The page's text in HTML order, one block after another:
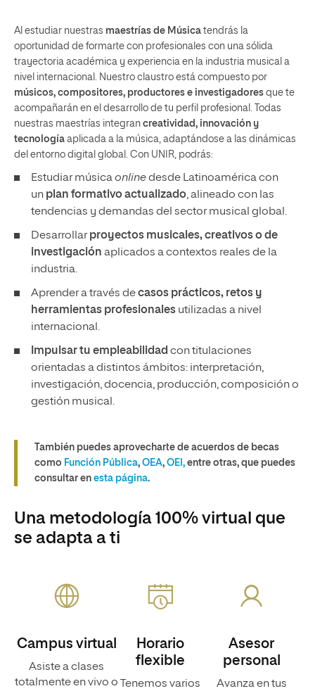
Al estudiar nuestras maestrías de Música tendrás la
oportunidad de formarte con profesionales con una sólida
trayectoria académica y experiencia en la industria musical a
nivel internacional. Nuestro claustro está compuesto por
músicos, compositores, productores e investigadores que te
acompañarán en el desarrollo de tu perfil profesional. Todas
nuestras maestrías integran creatividad, innovación y
tecnología aplicada a la música, adaptándose a las dinámicas
del entorno digital global. Con UNIR, podrás:
Estudiar músicaonlinedesde Latinoamérica con
un plan formativo actualizado, alineado con las
tendencias y demandas del sector musical global.
Desarrollarproyectos musicales, creativos o de
investigación aplicados a contextos reales de la
industria.
Aprender a través decasos prácticos, retos y
herramientas profesionales utilizadas a nivel
internacional.
Impulsar tu empleabilidad con titulaciones
orientadas a distintos ámbitos: interpretación,
investigación, docencia, producción, composición o
gestión musical.
También puedes aprovecharte de acuerdos de becas
como Función Pública, OEA, OEI, entre otras, que puedes
consultar en esta página.
Una metodología 100% virtual que
se adapta a ti
Campus virtual
Asiste a clases
totalmente en vivo o
Horario
flexible
Tenemos varios
Asesor
personal
Avanza en tus